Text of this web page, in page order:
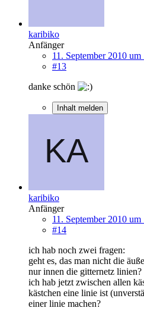
karibiko
Anfänger
11. September 2010 um
#13
danke schön
Inhalt melden
karibiko
Anfänger
11. September 2010 um
#14
ich hab noch zwei fragen:
geht es, das man nicht die
nur innen die gitternetz linien?
ich hab jetzt zwischen allen
kästchen eine linie ist
einer linie machen?